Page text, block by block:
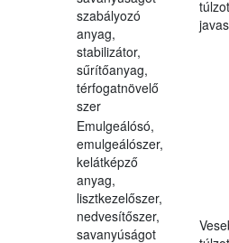
szabályozó
anyag,
stabilizátor,
sűrítőanyag,
térfogatnövelő
szer
Emulgeálósó,
emulgeálószer,
kelátképző
anyag,
lisztkezelőszer,
nedvesítőszer,
savanyúságot